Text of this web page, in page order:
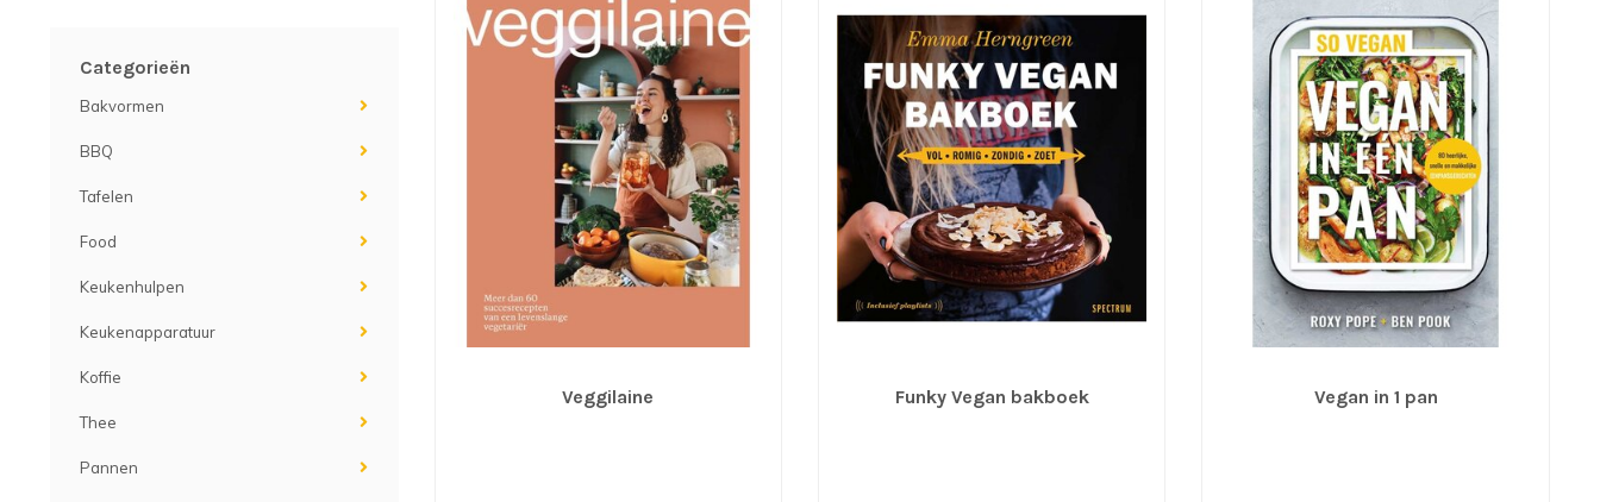
Categorieën
Bakvormen
BBQ
Tafelen
Food
Keukenhulpen
Keukenapparatuur
Koffie
Thee
Pannen
Veggilaine Funky Vegan bakboek Vegan in 1 pan